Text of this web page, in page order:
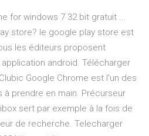
for windows 7 32 bit gratuit ...
store? le google play store est
les éditeurs proposent
android. Télécharger
Google Chrome est l'un des
à prendre en main. Précurseur
sert par exemple à la fois de
de recherche. Telecharger